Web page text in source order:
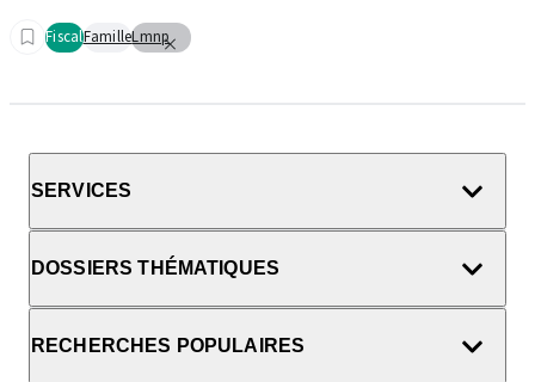
FiscalFamilleLmnp
SERVICES
DOSSIERS THÉMATIQUES
RECHERCHES POPULAIRES